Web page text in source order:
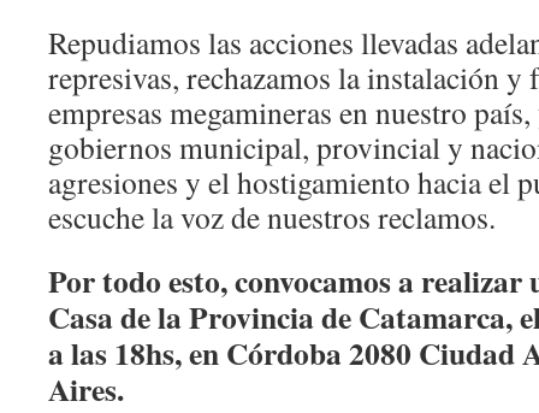
Repudiamos las acciones llevadas
represivas, rechazamos la instalación
empresas megamineras en nuestro
gobiernos municipal, provincial y
agresiones y el hostigamiento hacia el
escuche la voz de nuestros reclamos.
Por todo esto, convocamos a realizar
Casa de la Provincia de Catamarca,
a las 18hs, en Córdoba 2080 Ciudad
Aires.